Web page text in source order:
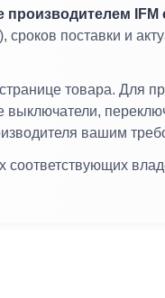
IFM
поставки и
товара. Для
вашим